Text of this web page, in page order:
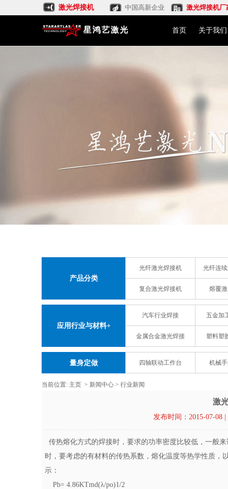
激光焊接机 中国高新企业 激光焊接机厂
星鸿艺激光 首页 关于我们
产品分类
光纤激光焊接机 光纤连
复合激光焊接机 熔覆
应用行业与材料+
汽车行业焊接 五金加
金属合金激光焊接 塑料塑
量身定做 四轴联动工作台 机械
当前位置: 主页 > 新闻中心 > 行业新闻
激
发布时间：2015-07-08
传热熔化方式的焊接时，要求的功率密度比较低，一般
时，要考虑的有材料的传热系数，熔化温度等热学性质，
示：
Pb= 4.86KTmd(λ/po)1/2